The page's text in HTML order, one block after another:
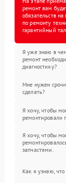
ремонт вам
обязательств
по ремонту
гарантийный
Я уже знаю в
ремонт
диагностику?
Мне нужен
сделать?
Я хочу, чтобы
ремонтировали
Я хочу, чтобы
запчастями.
Как я узнаю, что